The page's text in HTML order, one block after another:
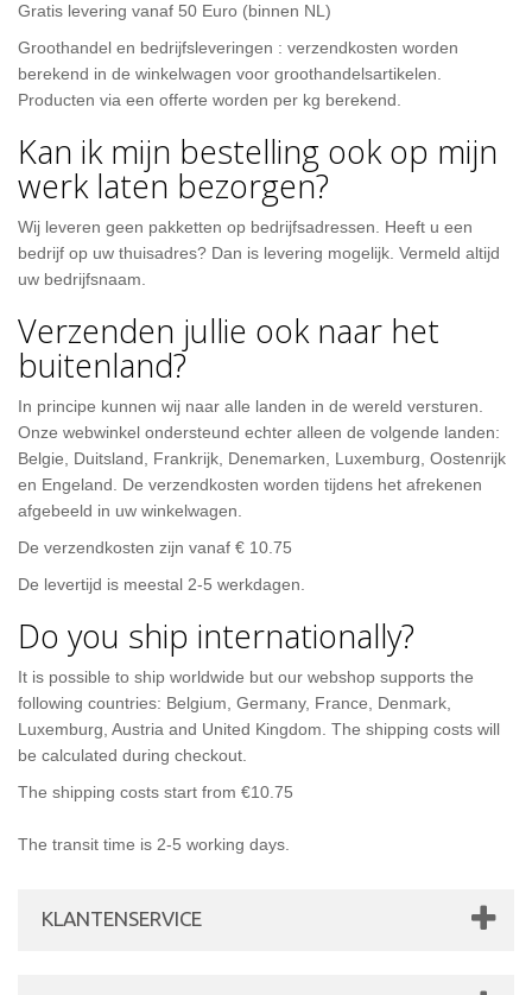
Gratis levering vanaf 50 Euro (binnen NL)
Groothandel en bedrijfsleveringen : verzendkosten worden
berekend in de winkelwagen voor groothandelsartikelen.
Producten via een offerte worden per kg berekend.
Kan ik mijn bestelling ook op mijn
werk laten bezorgen?
Wij leveren geen pakketten op bedrijfsadressen. Heeft u een
bedrijf op uw thuisadres? Dan is levering mogelijk. Vermeld altijd
uw bedrijfsnaam.
Verzenden jullie ook naar het
buitenland?
In principe kunnen wij naar alle landen in de wereld versturen.
Onze webwinkel ondersteund echter alleen de volgende landen:
Belgie, Duitsland, Frankrijk, Denemarken, Luxemburg, Oostenrijk
en Engeland. De verzendkosten worden tijdens het afrekenen
afgebeeld in uw winkelwagen.
De verzendkosten zijn vanaf € 10.75
De levertijd is meestal 2-5 werkdagen.
Do you ship internationally?
It is possible to ship worldwide but our webshop supports the
following countries: Belgium, Germany, France, Denmark,
Luxemburg, Austria and United Kingdom. The shipping costs will
be calculated during checkout.
The shipping costs start from €10.75
The transit time is 2-5 working days.
KLANTENSERVICE